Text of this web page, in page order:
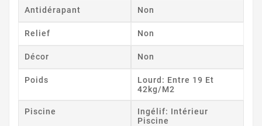
Antidérapant Non
Relief Non
Décor Non
Poids
Lourd: Entre 19 Et
42kg/m2
Piscine
Ingélif: Intérieur
Piscine